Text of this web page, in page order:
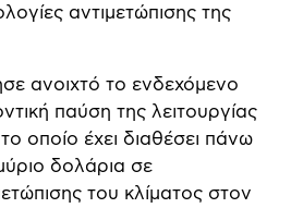
αντιμετώπισης της
ανοιχτό το ενδεχόμενο
παύση της λειτουργίας
οποίο έχει διαθέσει πάνω
δολάρια σε
του κλίματος στον